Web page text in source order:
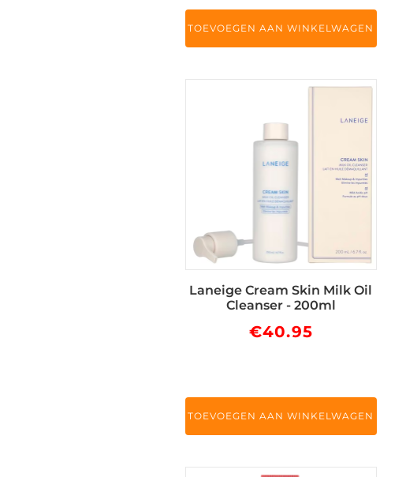
TOEVOEGEN AAN WINKELWAGEN
Laneige Cream Skin Milk Oil
Cleanser - 200ml
€40.95
TOEVOEGEN AAN WINKELWAGEN